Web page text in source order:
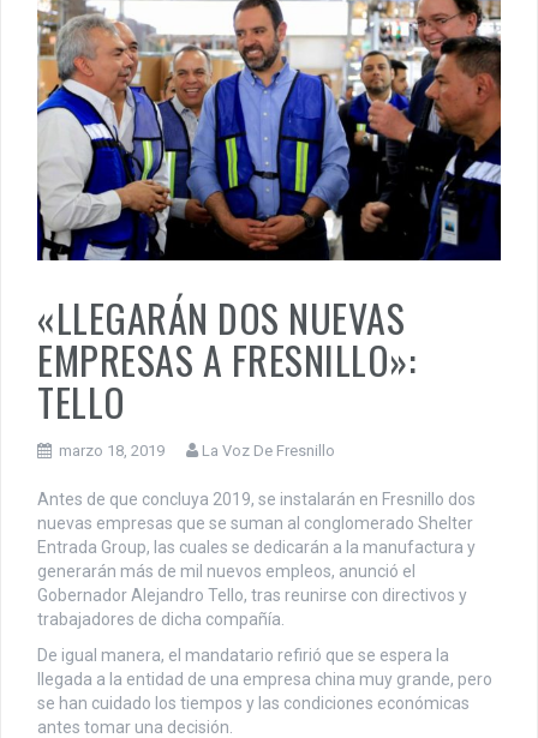
«LLEGARÁN DOS NUEVAS
EMPRESAS A FRESNILLO»:
TELLO
marzo 18, 2019 La Voz De Fresnillo
Antes de que concluya 2019, se instalarán en Fresnillo dos
nuevas empresas que se suman al conglomerado Shelter
Entrada Group, las cuales se dedicarán a la manufactura y
generarán más de mil nuevos empleos, anunció el
Gobernador Alejandro Tello, tras reunirse con directivos y
trabajadores de dicha compañía.
De igual manera, el mandatario refirió que se espera la
llegada a la entidad de una empresa china muy grande, pero
se han cuidado los tiempos y las condiciones económicas
antes tomar una decisión.